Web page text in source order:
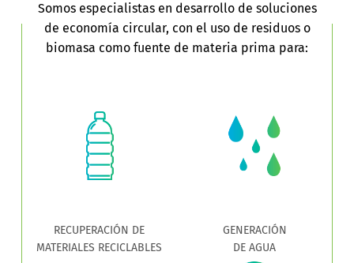
Somos especialistas en desarrollo de soluciones
de economía circular, con el uso de residuos o
biomasa como fuente de materia prima para:
RECUPERACIÓN DE
MATERIALES RECICLABLES
GENERACIÓN
DE AGUA